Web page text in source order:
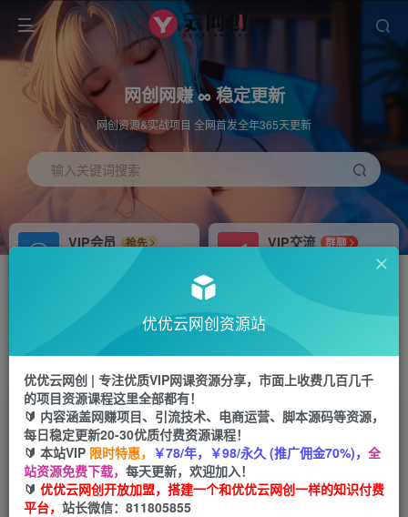
网创网赚 ∞ 稳定更新
网创资源&实战项目 全网首发全年365天更新
输入关键词搜索
VIP会员
抢先
免费下载全站资源
VIP交流
群聊
研究探讨更多创业项目路子。
站长V：hu91275
推荐
首页 冒泡网 正文
抖音黑屏撸门票撸礼物玩法，单手机即可操作，直
播抖音号就可以玩，一天三到四位数
优优云网创
2年前发布
关注 私信
优优云网创资源站
优优云网创 | 专注优质VIP网课资源分享，市面上收费几百几千
的项目资源课程这里全部都有！
🔰 内容涵盖网赚项目、引流技术、电商运营、脚本源码等资源，
每日稳定更新20-30优质付费资源课程！
🔰 本站VIP 限时特惠， ￥78/年，￥98/永久 (推广佣金70%)， 全
站资源免费下载， 每天更新，欢迎加入！
🔰 优优云网创开放加盟，搭建一个和优优云网创一样的知识付费
平台， 站长微信：811805855